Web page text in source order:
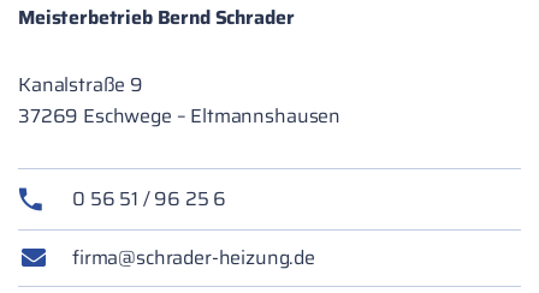
Meisterbetrieb Bernd Schrader
Kanalstraße 9
37269 Eschwege – Eltmannshausen
0 56 51 / 96 25 6
firma@schrader-heizung.de